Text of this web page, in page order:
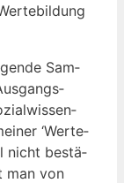
Sam­
‘Wer­te­
nicht bestä­
man von